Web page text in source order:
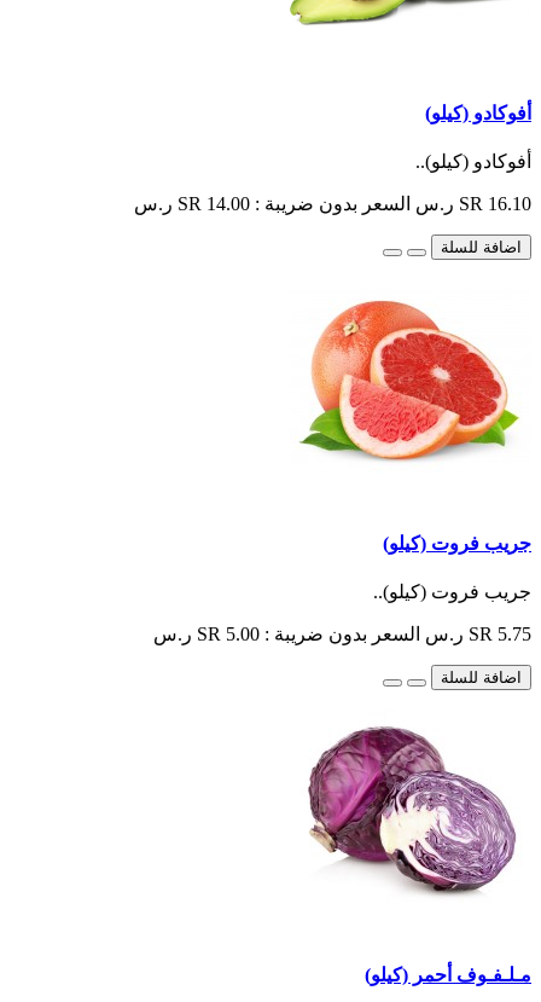
أفوكادو (كيلو)
أفوكادو (كيلو)..
SR 16.10 ر.س السعر بدون ضريبة : SR 14.00 ر.س
اضافة للسلة
جريب فروت (كيلو)
جريب فروت (كيلو)..
SR 5.75 ر.س السعر بدون ضريبة : SR 5.00 ر.س
اضافة للسلة
مـلـفـوف أحمر (كيلو)